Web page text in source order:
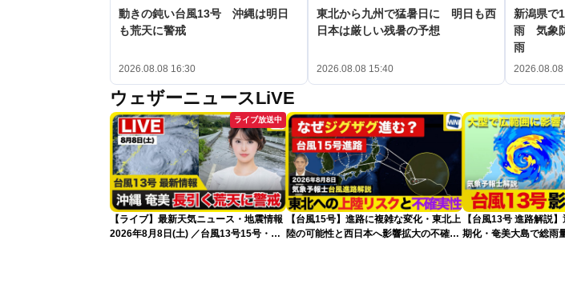
動きの鈍い台風13号 沖縄は明日
も荒天に警戒
2026.08.08 16:30
東北から九州で猛暑日に 明日も西
日本は厳しい残暑の予想
2026.08.08 15:40
新潟県で
雨 気象
雨
ウェザーニュースLiVE
ライブ放送中
【ライブ】最新天気ニュース・地震情報
2026年8月8日(土) ／台風13号15号・ゲ
【台風15号】進路に複雑な変化・東北上
陸の可能性と西日本へ影響拡大の不確実
【台風13号 進路解説
期化・奄美大島で総雨